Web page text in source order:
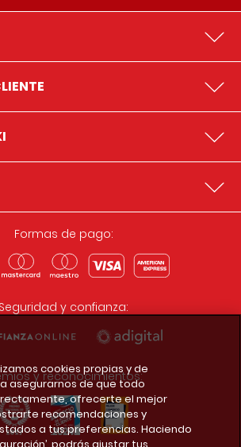
Formas de pago:
Seguridad y confianza:
y reconocimientos:
cookies propias y de
asegurarnos de que todo
ofrecerte el mejor
recomendaciones y
a tus preferencias. Haciendo
podrás ajustar tus